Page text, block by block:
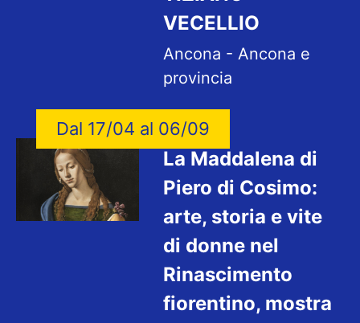
VECELLIO
Ancona - Ancona e
provincia
Dal 17/04 al 06/09
La Maddalena di
Piero di Cosimo:
arte, storia e vite
di donne nel
Rinascimento
fiorentino, mostra